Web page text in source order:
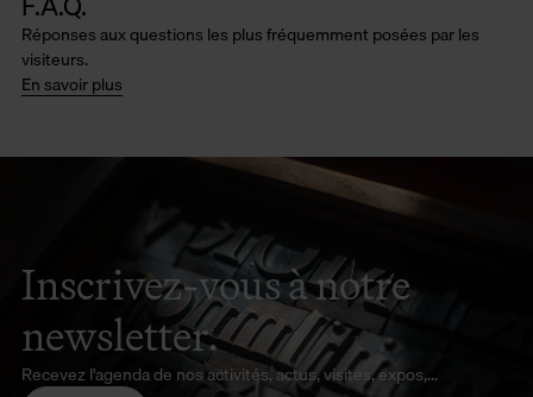
Réponses aux questions les plus fréquemment posées par les
visiteurs.
En savoir plus
Inscrivez-vous à notre
newsletter.
Recevez l'agenda de nos activités, actus, visites, expos,...